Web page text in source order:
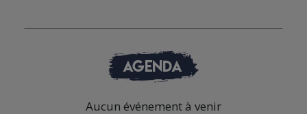
AGENDA
Aucun événement à venir